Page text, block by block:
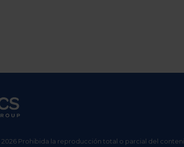
2026 Prohibida la reproducción total o parcial del